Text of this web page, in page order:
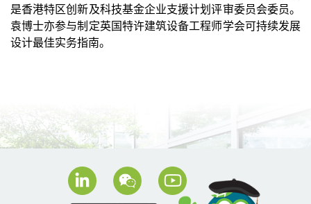
是香港特区创新及科技基金企业支援计划评审委员会委员。
袁博士亦参与制定英国特许建筑设备工程师学会可持续发展
设计最佳实务指南。